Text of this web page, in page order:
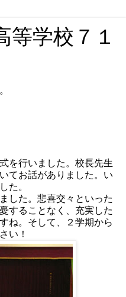
等学校７１
を行いました。校長先生
てお話がありました。い
た。
した。悲喜交々といった
することなく、充実した
ね。そして、２学期から
い！